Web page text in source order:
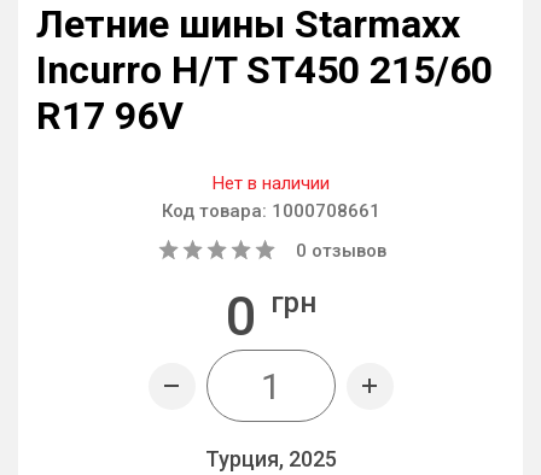
Летние шины Starmaxx
Incurro H/T ST450 215/60
R17 96V
Нет в наличии
Код товара: 1000708661
0 отзывов
0 грн
Турция, 2025